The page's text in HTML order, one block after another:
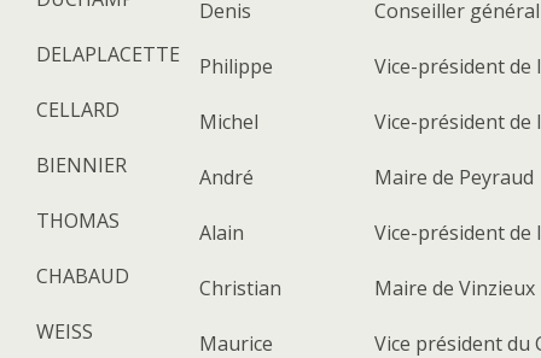
Denis
Conseiller
DELAPLACETTE
Philippe
Vice-président de
CELLARD
Michel
Vice-président de
BIENNIER
André
Maire de Peyraud
THOMAS
Alain
Vice-président de
CHABAUD
Christian
Maire de Vinzieux
WEISS
Maurice
Vice président du